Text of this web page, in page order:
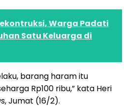
Warga Padati
Satu Keluarga di
barang haram itu
Rp100 ribu,” kata Heri
Jumat (16/2).